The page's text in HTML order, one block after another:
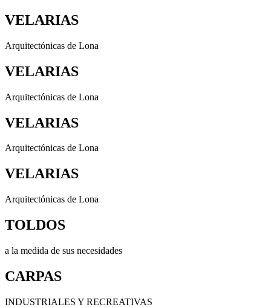
VELARIAS
Arquitectónicas de Lona
VELARIAS
Arquitectónicas de Lona
VELARIAS
Arquitectónicas de Lona
VELARIAS
Arquitectónicas de Lona
TOLDOS
a la medida de sus necesidades
CARPAS
INDUSTRIALES Y RECREATIVAS